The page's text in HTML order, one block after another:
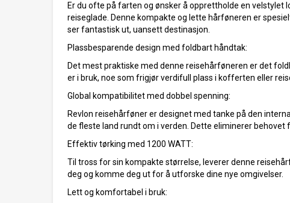
Er du ofte på farten og ønsker å opprettholde en
reiseglade. Denne kompakte og lette hårføneren er
ser fantastisk ut, uansett destinasjon.
Plassbesparende design med foldbart håndtak:
Det mest praktiske med denne reisehårføneren er det
er i bruk, noe som frigjør verdifull plass i kofferten eller
Global kompatibilitet med dobbel spenning:
Revlon reisehårføner er designet med tanke på den
de fleste land rundt om i verden. Dette eliminerer
Effektiv tørking med 1200 WATT:
Til tross for sin kompakte størrelse, leverer denne
deg og komme deg ut for å utforske dine nye omgivelser.
Lett og komfortabel i bruk: